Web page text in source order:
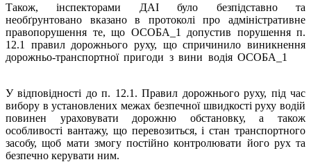
Також, інспекторами ДАІ було безпідставно та
необґрунтовано вказано в протоколі про адміністративне
правопорушення те, що ОСОБА_1 допустив порушення п.
12.1 правил дорожнього руху, що спричинило виникнення
дорожньо-транспортної пригоди з вини водія ОСОБА_1
У відповідності до п. 12.1. Правил дорожнього руху, під час
вибору в установлених межах безпечної швидкості руху водій
повинен ураховувати дорожню обстановку, а також
особливості вантажу, що перевозиться, і стан транспортного
засобу, щоб мати змогу постійно контролювати його рух та
безпечно керувати ним.